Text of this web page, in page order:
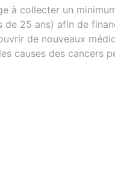
à collecter un
de 25 ans) afin de
de nouveaux
causes des cancers